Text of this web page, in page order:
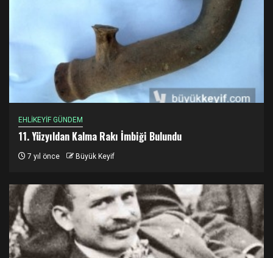
EHLİKEYİF GÜNDEM
11. Yüzyıldan Kalma Rakı İmbiği Bulundu
7 yıl önce Büyük Keyif